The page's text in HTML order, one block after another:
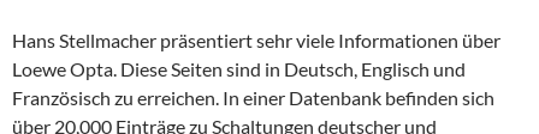
Hans Stellmacher präsentiert sehr viele Informationen über
Loewe Opta. Diese Seiten sind in Deutsch, Englisch und
Französisch zu erreichen. In einer Datenbank befinden sich
über 20,000 Einträge zu Schaltungen deutscher und